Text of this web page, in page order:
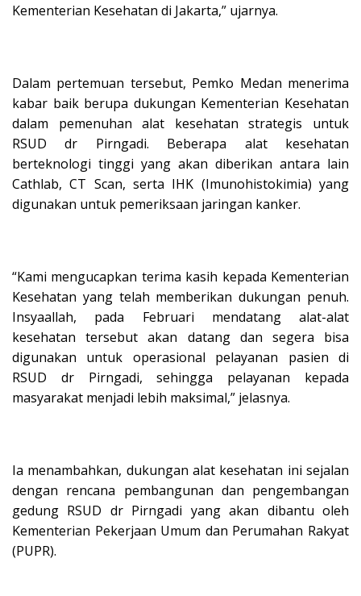
Kementerian Kesehatan di Jakarta,” ujarnya.
Dalam pertemuan tersebut, Pemko Medan menerima
kabar baik berupa dukungan Kementerian Kesehatan
dalam pemenuhan alat kesehatan strategis untuk
RSUD dr Pirngadi. Beberapa alat kesehatan
berteknologi tinggi yang akan diberikan antara lain
Cathlab, CT Scan, serta IHK (Imunohistokimia) yang
digunakan untuk pemeriksaan jaringan kanker.
“Kami mengucapkan terima kasih kepada Kementerian
Kesehatan yang telah memberikan dukungan penuh.
Insyaallah, pada Februari mendatang alat-alat
kesehatan tersebut akan datang dan segera bisa
digunakan untuk operasional pelayanan pasien di
RSUD dr Pirngadi, sehingga pelayanan kepada
masyarakat menjadi lebih maksimal,” jelasnya.
Ia menambahkan, dukungan alat kesehatan ini sejalan
dengan rencana pembangunan dan pengembangan
gedung RSUD dr Pirngadi yang akan dibantu oleh
Kementerian Pekerjaan Umum dan Perumahan Rakyat
(PUPR).